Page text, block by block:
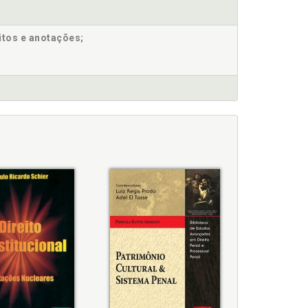
honra e imagem das pessoas, p. 99
honra e imagem das pessoas, p. 99
à democracia?, p. 129
e anotações;